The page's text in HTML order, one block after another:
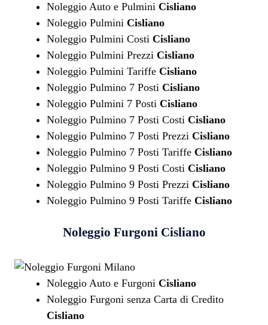
Noleggio Auto e Pulmini Cisliano
Noleggio Pulmini Cisliano
Noleggio Pulmini Costi Cisliano
Noleggio Pulmini Prezzi Cisliano
Noleggio Pulmini Tariffe Cisliano
Noleggio Pulmino 7 Posti Cisliano
Noleggio Pulmini 7 Posti Cisliano
Noleggio Pulmino 7 Posti Costi Cisliano
Noleggio Pulmino 7 Posti Prezzi Cisliano
Noleggio Pulmino 7 Posti Tariffe Cisliano
Noleggio Pulmino 9 Posti Costi Cisliano
Noleggio Pulmino 9 Posti Prezzi Cisliano
Noleggio Pulmino 9 Posti Tariffe Cisliano
Noleggio FurgoniCisliano
Noleggio Auto e Furgoni Cisliano
Noleggio Furgoni senza Carta di Credito
Cisliano